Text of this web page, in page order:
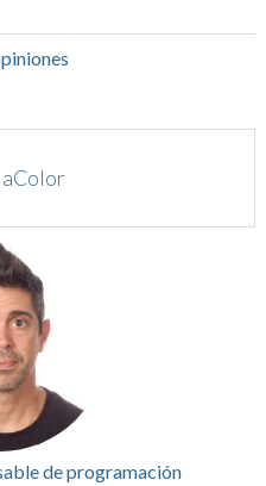
aColor
de programación